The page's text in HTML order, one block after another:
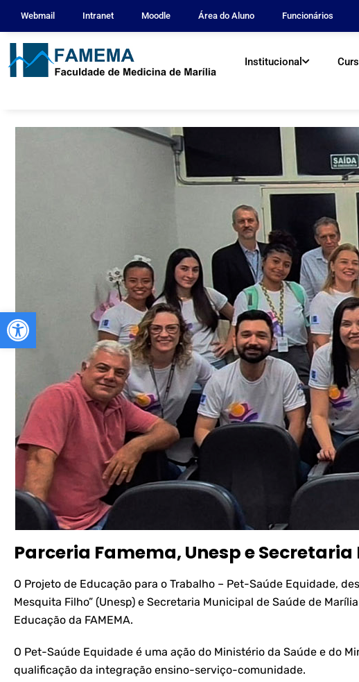
Abrir a barra de ferramentas
Webmail Intranet Moodle Área do Aluno Funcionários
Institucional
Parceria Famema, Unesp e
O Projeto de Educação para o Trabalho – Pet-Saúde Equidade,
Mesquita Filho” (Unesp) e Secretaria Municipal de Saúde de
Educação da FAMEMA.
O Pet-Saúde Equidade é uma ação do Ministério da Saúde e do
qualificação da integração ensino-serviço-comunidade.